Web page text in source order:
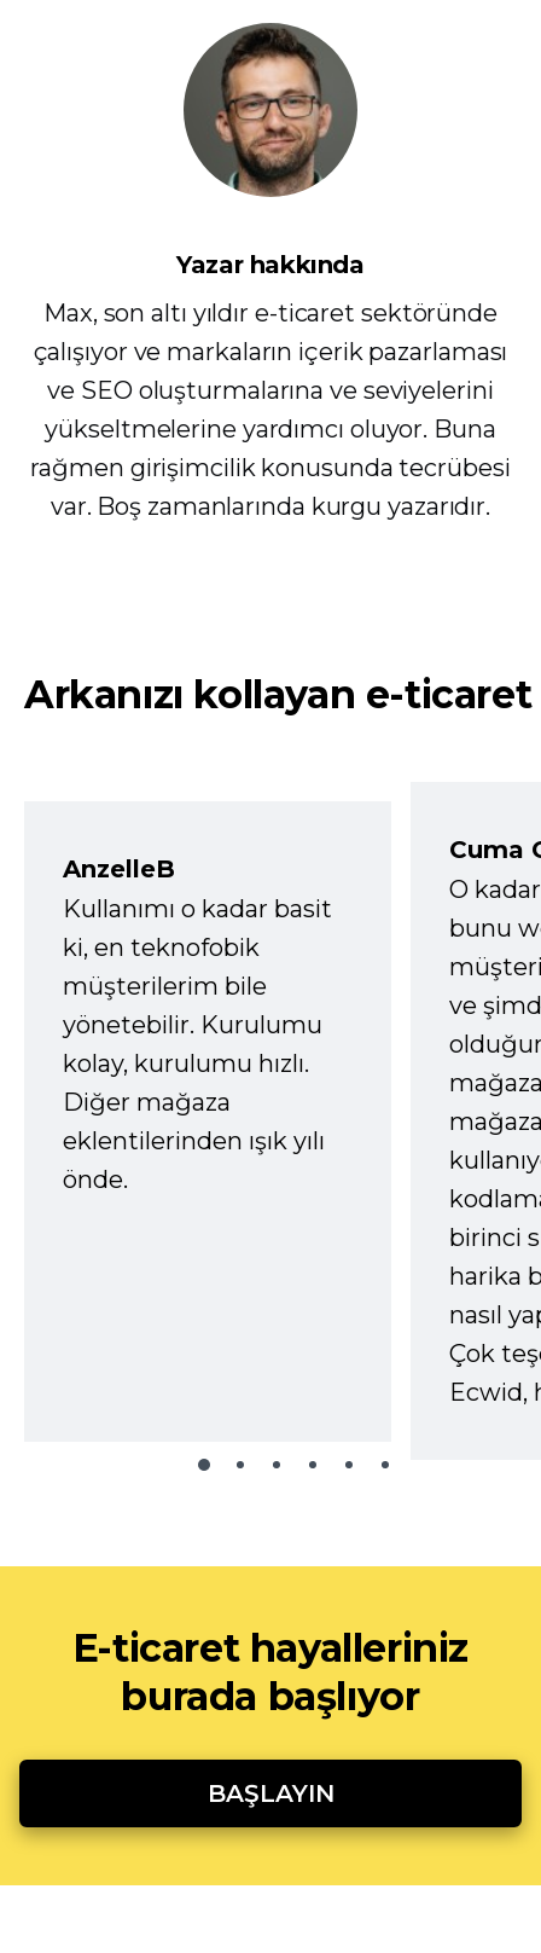
Yazar hakkında
Max, son altı yıldır e-ticaret sektöründe
çalışıyor ve markaların içerik pazarlaması
ve SEO oluşturmalarına ve seviyelerini
yükseltmelerine yardımcı oluyor. Buna
rağmen girişimcilik konusunda tecrübesi
var. Boş zamanlarında kurgu yazarıdır.
Arkanızı kollayan e-ticaret
AnzelleB
Kullanımı o kadar basit
ki, en teknofobik
müşterilerim bile
yönetebilir. Kurulumu
kolay, kurulumu hızlı.
Diğer mağaza
eklentilerinden ışık yılı
önde.
Cuma
O
bunu
ve
birinci
harika
nasıl
Çok
Ecwid,
E-ticaret hayalleriniz
burada başlıyor
BAŞLAYIN